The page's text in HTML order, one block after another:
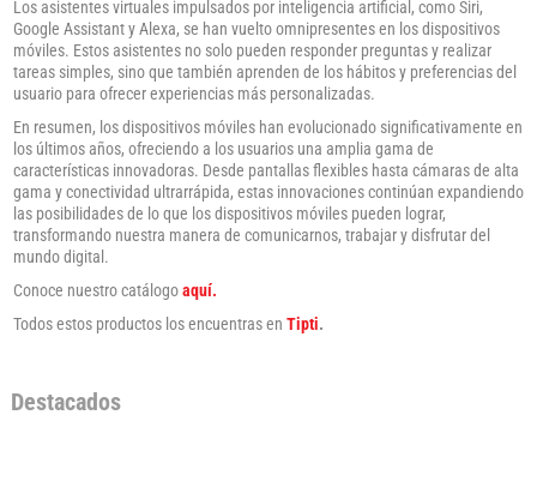
Destacados
Los asistentes virtuales impulsados por inteligencia artificial, como Siri,
Google Assistant y Alexa, se han vuelto omnipresentes en los dispositivos
móviles. Estos asistentes no solo pueden responder preguntas y realizar
tareas simples, sino que también aprenden de los hábitos y preferencias del
usuario para ofrecer experiencias más personalizadas.
En resumen, los dispositivos móviles han evolucionado significativamente en
los últimos años, ofreciendo a los usuarios una amplia gama de
características innovadoras. Desde pantallas flexibles hasta cámaras de alta
gama y conectividad ultrarrápida, estas innovaciones continúan expandiendo
las posibilidades de lo que los dispositivos móviles pueden lograr,
transformando nuestra manera de comunicarnos, trabajar y disfrutar del
mundo digital.
Conoce nuestro catálogoaquí.
Todos estos productos los encuentras en Tipti.